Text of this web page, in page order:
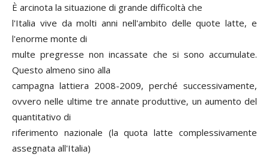
È arcinota la situazione di grande difficoltà che
l'Italia vive da molti anni nell'ambito delle quote latte, e
l'enorme monte di
multe pregresse non incassate che si sono accumulate.
Questo almeno sino alla
campagna lattiera 2008-2009, perché successivamente,
ovvero nelle ultime tre annate produttive, un aumento del
quantitativo di
riferimento nazionale (la quota latte complessivamente
assegnata all'Italia)